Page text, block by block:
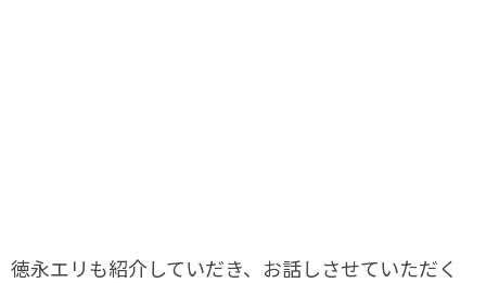
徳永エリも紹介していだき、お話しさせていただく